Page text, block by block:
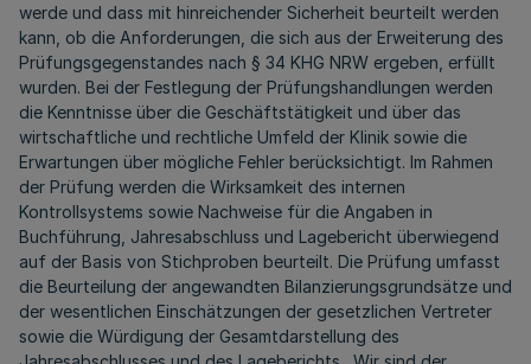
werde und dass mit hinreichender Sicherheit beurteilt werden
kann, ob die Anforderungen, die sich aus der Erweiterung des
Prüfungsgegenstandes nach § 34 KHG NRW ergeben, erfüllt
wurden. Bei der Festlegung der Prüfungshandlungen werden
die Kenntnisse über die Geschäftstätigkeit und über das
wirtschaftliche und rechtliche Umfeld der Klinik sowie die
Erwartungen über mögliche Fehler berücksichtigt. Im Rahmen
der Prüfung werden die Wirksamkeit des internen
Kontrollsystems sowie Nachweise für die Angaben in
Buchführung, Jahresabschluss und Lagebericht überwiegend
auf der Basis von Stichproben beurteilt. Die Prüfung umfasst
die Beurteilung der angewandten Bilanzierungsgrundsätze und
der wesentlichen Einschätzungen der gesetzlichen Vertreter
sowie die Würdigung der Gesamtdarstellung des